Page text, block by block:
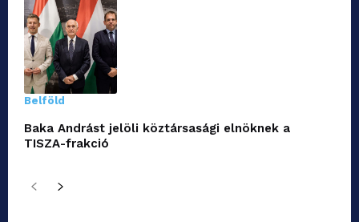
Belföld
Baka Andrást jelöli köztársasági elnöknek a
TISZA-frakció